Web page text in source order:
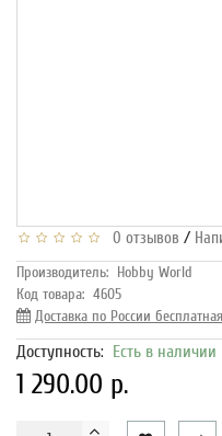
0 отзывов /
Производитель: Hobby World
Код товара: 4605
Доставка по России
Доступность: Есть в наличии
1 290.00 р.